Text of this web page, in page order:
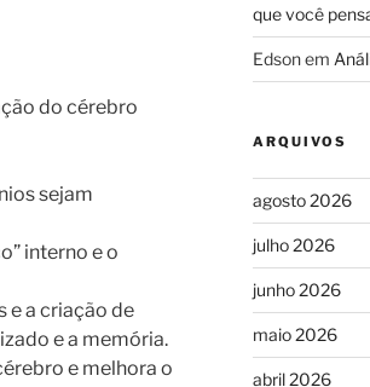
do cérebro
sejam
interno e o
e a criação de
e a memória.
e melhora o
que você
Edsonem
ARQUIVOS
agosto 2026
julho 2026
junho 2026
maio 2026
abril 2026